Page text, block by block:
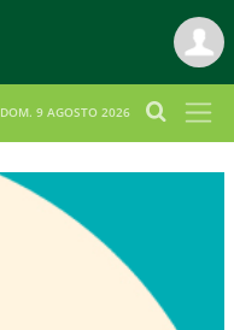
DOM. 9 AGOSTO 2026